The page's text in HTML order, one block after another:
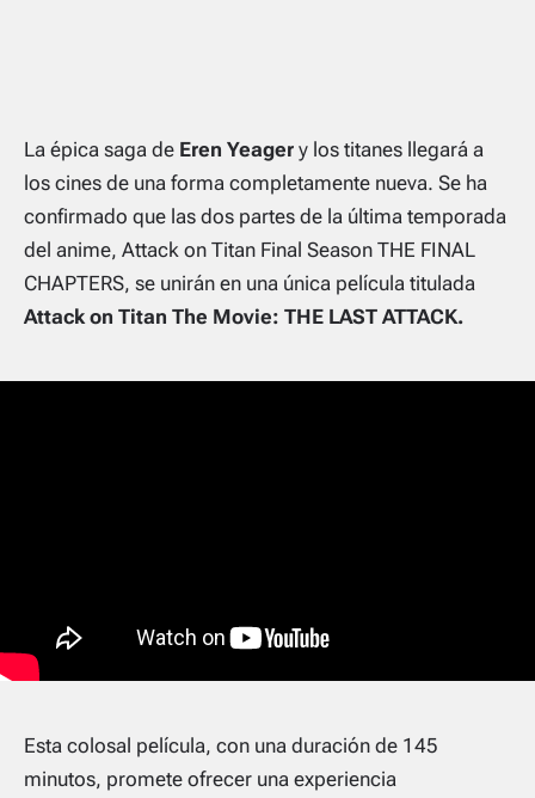
La épica saga de Eren Yeager y los titanes llegará a
los cines de una forma completamente nueva. Se ha
confirmado que las dos partes de la última temporada
del anime, Attack on Titan Final Season THE FINAL
CHAPTERS, se unirán en una única película titulada
Attack on Titan The Movie: THE LAST ATTACK.
Esta colosal película, con una duración de 145
minutos, promete ofrecer una experiencia